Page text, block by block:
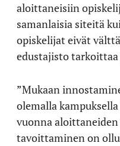
aloittaneisiin
samanlaisia siteitä
opiskelijat eivät
edustajisto
”Mukaan
olemalla
vuonna
tavoittaminen on